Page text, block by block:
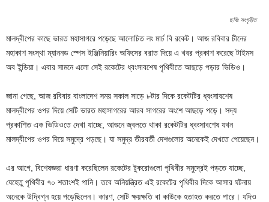
ছবিঃ সংগৃহীত
মালদ্বীপের কাছে ভারত মহাসাগরে পড়েছে আলোচিত লং মার্চ বি রকেট। আজ রবিবার চীনের
মহাকাশ সংস্থা ম্যাননড স্পেস ইঞ্জিনিয়ারিং অফিসের বরাত দিয়ে এ খবর প্রকাশ করেছে টাইমস
অব ইন্ডিয়া। এবার সামনে এলো সেই রকেটের ধ্বংসাবশেষ পৃথিবীতে আছড়ে পড়ার ভিডিও।
জানা গেছে, আজ রবিবার বাংলাদেশ সময় সকাল সাড়ে ৮টার দিকে রকেটটির ধ্বংসাবশেষ
মালদ্বীপের ওপর দিয়ে সেটি ভারত মহাসাগরের আরব সাগরের অংশে আছড়ে পড়ে। সদ্য
প্রকাশিত এক ভিডিওতে দেখা যাচ্ছে, আগুনে জ্বলতে থাকা রকেটটির ধ্বংসাবশেষ যখন
মালদ্বীপের ওপর দিয়ে সমুদ্রে পড়ছে। যা সমুদ্র তীরবর্তী দেশগুলোর অনেকেই দেখতে পেয়েছেন।
এর আগে, বিশেষজ্ঞরা ধারণা করেছিলেন রকেটের টুকরোগুলো পৃথিবীর সমুদ্রেই পড়তে যাচ্ছে,
যেহেতু পৃথিবীর ৭০ শতাংশই পানি। তবে অনিয়ন্ত্রিত এই রকেটের পৃথিবীর দিকে আসার ঘটনায়
অনেকে উদ্বিগ্ন হয়ে পড়েছিলেন। কারণ, সেটি ক্ষয়ক্ষতি বা কাউকে হতাহত করতে পারে। যদিও